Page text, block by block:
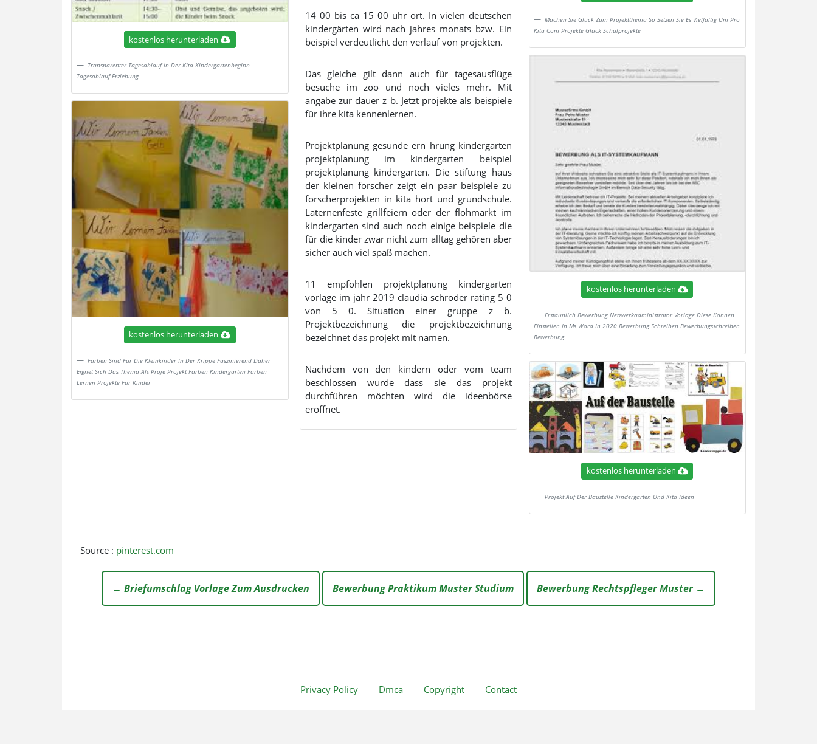
kostenlos herunterladen
Transparenter Tagesablauf In Der Kita Kindergartenbeginn
Tagesablauf Erziehung
kostenlos herunterladen
Farben Sind Fur Die Kleinkinder In Der Krippe Faszinierend Daher
Eignet Sich Das Thema Als Proje Projekt Farben Kindergarten Farben
Lernen Projekte Fur Kinder
14 00 bis ca 15 00 uhr ort. In vielen deutschen
kindergärten wird nach jahres monats bzw. Ein
beispiel verdeutlicht den verlauf von projekten.
Das gleiche gilt dann auch für tagesausflüge
besuche im zoo und noch vieles mehr. Mit
angabe zur dauer z b. Jetzt projekte als beispiele
für ihre kita kennenlernen.
Projektplanung gesunde ern hrung kindergarten
projektplanung im kindergarten beispiel
projektplanung kindergarten. Die stiftung haus
der kleinen forscher zeigt ein paar beispiele zu
forscherprojekten in kita hort und grundschule.
Laternenfeste grillfeiern oder der flohmarkt im
kindergarten sind auch noch einige beispiele die
für die kinder zwar nicht zum alltag gehören aber
sicher auch viel spaß machen.
11 empfohlen projektplanung kindergarten
vorlage im jahr 2019 claudia schroder rating 5 0
von 5 0. Situation einer gruppe z b.
Projektbezeichnung die projektbezeichnung
bezeichnet das projekt mit namen.
Nachdem von den kindern oder vom team
beschlossen wurde dass sie das projekt
durchführen möchten wird die ideenbörse
eröffnet.
Machen Sie Gluck Zum Projektthema So Setzen Sie Es Vielfaltig Um Pro
Kita Com Projekte Gluck Schulprojekte
kostenlos herunterladen
Erstaunlich Bewerbung Netzwerkadministrator Vorlage Diese Konnen
Einstellen In Ms Word In 2020 Bewerbung Schreiben Bewerbungsschreiben
Bewerbung
kostenlos herunterladen
Projekt Auf Der Baustelle Kindergarten Und Kita Ideen
Source : pinterest.com
← Briefumschlag Vorlage Zum Ausdrucken Bewerbung Praktikum Muster Studium Bewerbung Rechtspfleger Muster →
Privacy Policy Dmca Copyright Contact